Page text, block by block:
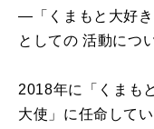
―「くまもと大好き
としての 活動につ
2018年に「くまも
大使」に任命して